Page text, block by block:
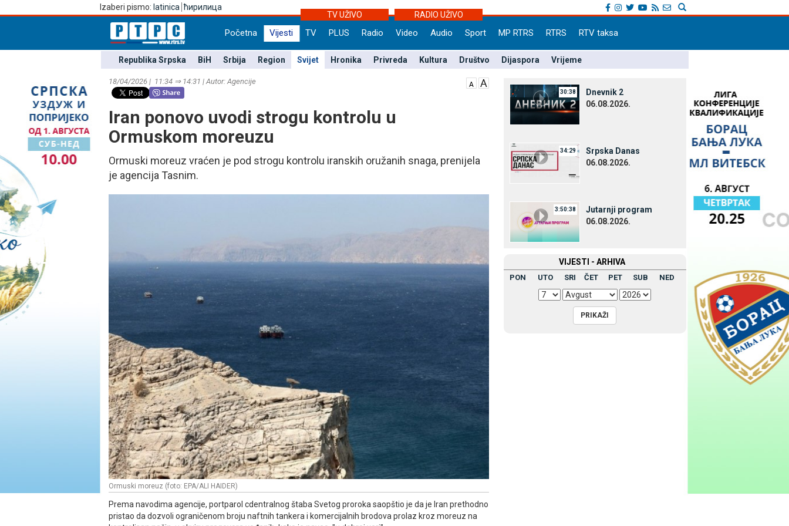
Izaberi pismo: latinica ћирилица
TV UŽIVO
RADIO UŽIVO
Početna Vijesti TV PLUS Radio Video Audio Sport MP RTRS RTRS RTV taksa
Republika Srpska BiH Srbija Region Svijet Hronika Privreda Kultura Društvo Dijaspora Vrijeme
18/04/2026 | 11:34 ⇒ 14:31 | Autor: Agencije
Iran ponovo uvodi strogu kontrolu u
Ormuskom moreuzu
Ormuski moreuz vraćen je pod strogu kontrolu iranskih oružanih snaga, prenijela
je agencija Tasnim.
Ormuski moreuz (foto: EPA/ALI HAIDER)
Prema navodima agencije, portparol cdentralnog štaba Svetog proroka saopštio je da je Iran prethodno
pristao da dozvoli ograničenom broju naftnih tankera i komercijalnih brodova prolaz kroz moreuz na
30:38
Dnevnik 2
06.08.2026.
34:29
Srpska Danas
06.08.2026.
3:50:38
Јutarnji program
06.08.2026.
VIЈESTI - ARHIVA
PON UTO SRI ČET PET SUB NED